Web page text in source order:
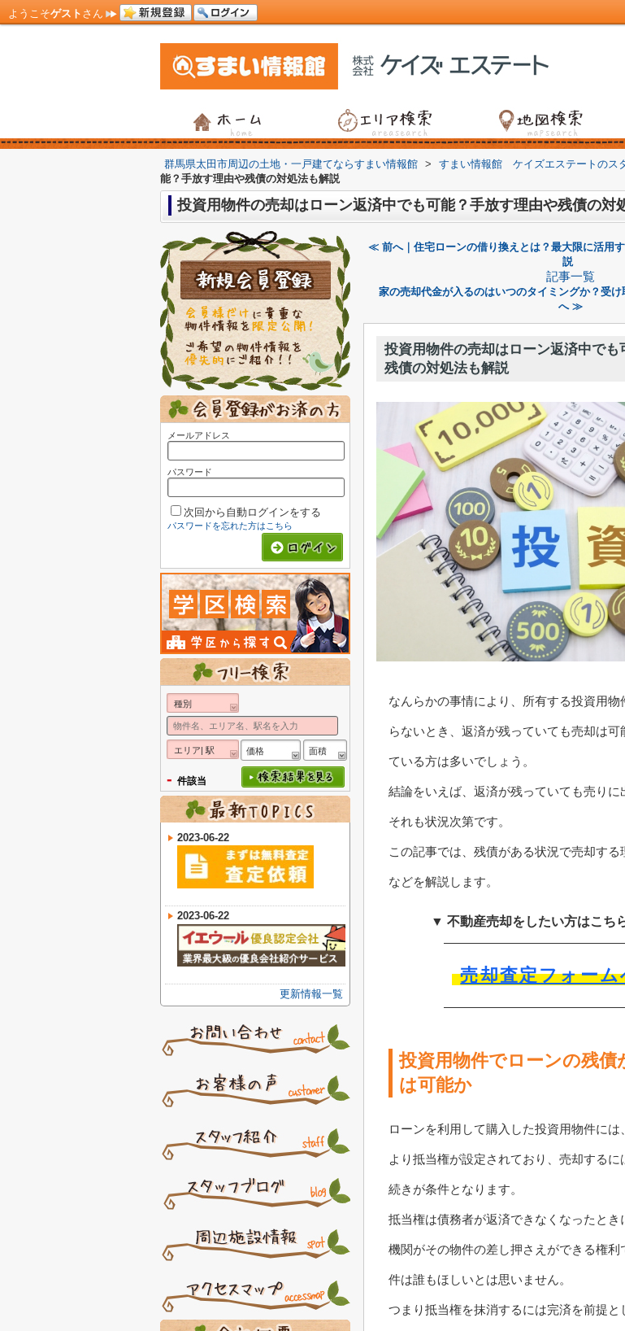
ようこそゲスト さん
群馬県太田市周辺の土地・一戸建てならすまい情報館 > すまい情報館 ケイズエステートのス
能？手放す理由や残債の対処法も解説
投資用物件の売却はローン返済中でも可能？手放す理由や残債の対
≪ 前へ｜住宅ローンの借り換えとは？最大限に活用
説
記事一覧
家の売却代金が入るのはいつのタイミングか？受
へ ≫
投資用物件の売却はローン返済中でも
残債の対処法も解説
なんらかの事情により、所有する投資用物
らないとき、返済が残っていても売却は可
ている方は多いでしょう。
結論をいえば、返済が残っていても売り
それも状況次第です。
この記事では、残債がある状況で売却す
などを解説します。
▼ 不動産売却をしたい方はこち
売却査定フォー
投資用物件でローンの残債
は可能か
ローンを利用して購入した投資用物件には
より抵当権が設定されており、売却する
続きが条件となります。
抵当権は債務者が返済できなくなったとき
機関がその物件の差し押さえができる権利
件は誰もほしいとは思いません。
つまり抵当権を抹消するには完済を前提と
メールアドレス
パスワード
次回から自動ログインをする
パスワードを忘れた方はこちら
種別
エリア| 駅 価格 面積
- 件該当
2023-06-22
2023-06-22
更新情報一覧